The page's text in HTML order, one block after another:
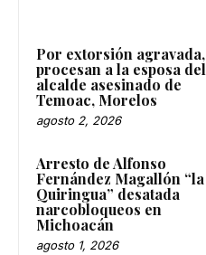
Por extorsión agravada,
procesan a la esposa del
alcalde asesinado de
Temoac, Morelos
agosto 2, 2026
Arresto de Alfonso
Fernández Magallón “la
Quiringua” desatada
narcobloqueos en
Michoacán
agosto 1, 2026